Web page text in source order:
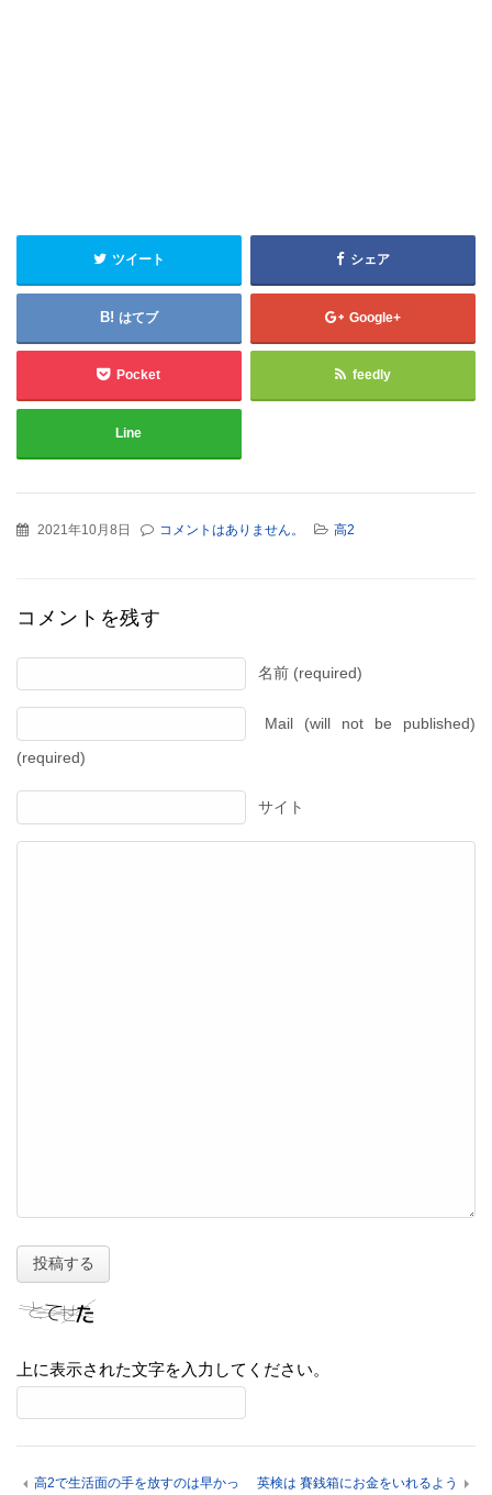
ツイート シェア
はてブ Google+
Pocket feedly
Line
2021年10月8日 コメントはありません。 高2
コメントを残す
名前 (required)
Mail (will not be published)
(required)
サイト
上に表示された文字を入力してください。
高2で生活面の手を放すのは早かっ
英検は 賽銭箱にお金をいれるよう